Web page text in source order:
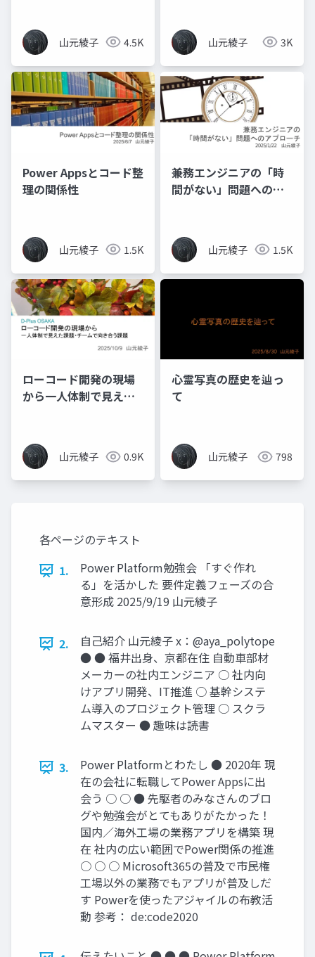
山元綾子 4.5K 山元綾子 3K
Power Appsとコード整
理の関係性
山元綾子 1.5K
兼務エンジニアの「時
間がない」問題へのア
山元綾子 1.5K
ローコード開発の現場
から一人体制で見えた
山元綾子 0.9K
心霊写真の歴史を辿っ
て
山元綾子 798
各ページのテキスト
1.
Power Platform勉強会 「すぐ作れ
る」を活かした 要件定義フェーズの合
意形成 2025/9/19 山元綾子
2.
自己紹介 山元綾子 x：@aya_polytope
● ● 福井出身、京都在住 自動車部材
メーカーの社内エンジニア ○ 社内向
けアプリ開発、IT推進 ○ 基幹システ
ム導入のプロジェクト管理 ○ スクラ
ムマスター ● 趣味は読書
3.
Power Platformとわたし ● 2020年 現
在の会社に転職してPower Appsに出
会う ○ ○ ● 先駆者のみなさんのブロ
グや勉強会がとてもありがたかった！
国内／海外工場の業務アプリを構築 現
在 社内の広い範囲でPower関係の推進
○ ○ ○ Microsoft365の普及で市民権
工場以外の業務でもアプリが普及しだ
す Powerを使ったアジャイルの布教活
動 参考： de:code2020